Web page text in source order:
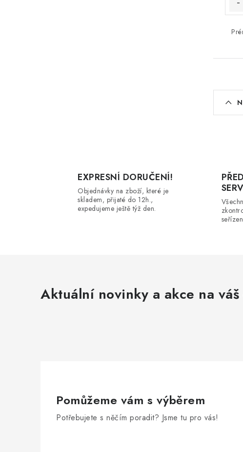
O
v
y
EXPRESNÍ DORUČENÍ!
Objednávky na zboží, které je
skladem, přijaté do 12h.,
expedujeme ještě týž den.
Aktuální novinky a akce na váš
Pomůžeme vám s výběrem
Potřebujete s něčím poradit? Jsme tu pro vás!